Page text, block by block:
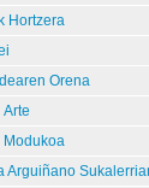
Hortzera
Orena
Arte
Modukoa
Arguiñano